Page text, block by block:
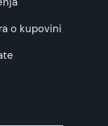
o kupovini